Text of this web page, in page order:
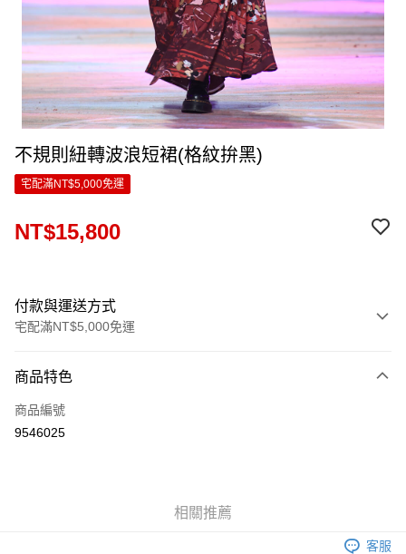
不規則紐轉波浪短裙(格紋拚黑)
宅配滿NT$5,000免運
NT$15,800
付款與運送方式
宅配滿NT$5,000免運
信用卡一次付款
LINE Pay
商品特色
商品編號
9546025
相關推薦
客服